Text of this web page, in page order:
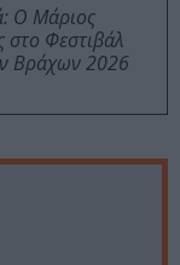
Ο Μάριος
στο Φεστιβάλ
Βράχων 2026